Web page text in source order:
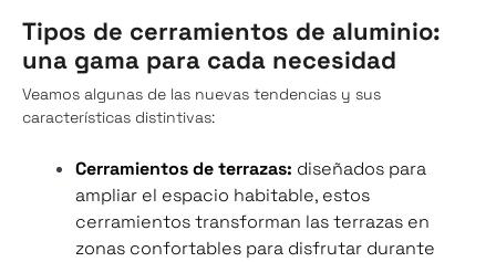
Tipos de cerramientos de aluminio:
una gama para cada necesidad
Veamos algunas de las nuevas tendencias y sus
características distintivas:
Cerramientos de terrazas: diseñados para
ampliar el espacio habitable, estos
cerramientos transforman las terrazas en
zonas confortables para disfrutar durante